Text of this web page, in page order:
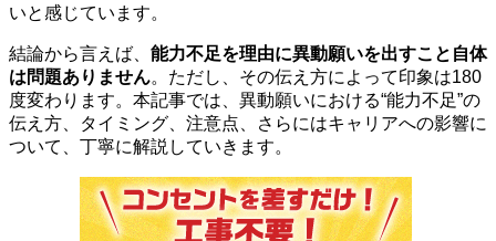
いと感じています。
結論から言えば、 能力不足を理由に異動願いを出すこと自体
は問題ありません。ただし、その伝え方によって印象は180
度変わります。本記事では、異動願いにおける“能力不足”の
伝え方、タイミング、注意点、さらにはキャリアへの影響に
ついて、丁寧に解説していきます。